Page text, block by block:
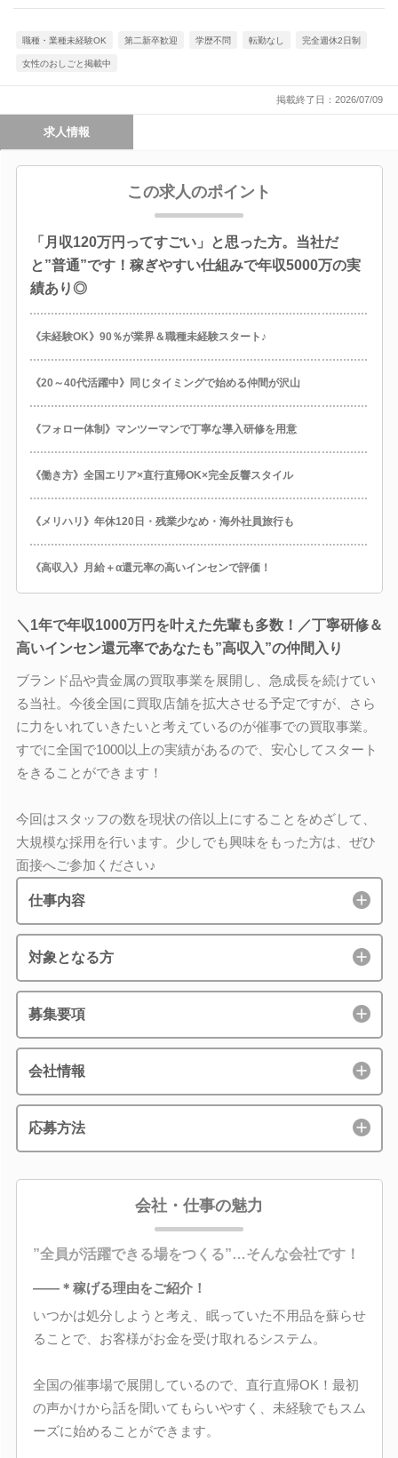
職種・業種未経験OK 第二新卒歓迎 学歴不問 転勤なし 完全週休2日制
女性のおしごと掲載中
掲載終了日：2026/07/09
求人情報
この求人のポイント
「月収120万円ってすごい」と思った方。当社だ
と”普通”です！稼ぎやすい仕組みで年収5000万の実
績あり◎
《未経験OK》90％が業界＆職種未経験スタート♪
《20～40代活躍中》同じタイミングで始める仲間が沢山
《フォロー体制》マンツーマンで丁寧な導入研修を用意
《働き方》全国エリア×直行直帰OK×完全反響スタイル
《メリハリ》年休120日・残業少なめ・海外社員旅行も
《高収入》月給＋α還元率の高いインセンで評価！
＼1年で年収1000万円を叶えた先輩も多数！／丁寧研修＆
高いインセン還元率であなたも”高収入”の仲間入り
ブランド品や貴金属の買取事業を展開し、急成長を続けてい
る当社。今後全国に買取店舗を拡大させる予定ですが、さら
に力をいれていきたいと考えているのが催事での買取事業。
すでに全国で1000以上の実績があるので、安心してスタート
をきることができます！
今回はスタッフの数を現状の倍以上にすることをめざして、
大規模な採用を行います。少しでも興味をもった方は、ぜひ
面接へご参加ください♪
仕事内容
対象となる方
募集要項
会社情報
応募方法
会社・仕事の魅力
”全員が活躍できる場をつくる”…そんな会社です！
――＊稼げる理由をご紹介！
いつかは処分しようと考え、眠っていた不用品を蘇らせ
ることで、お客様がお金を受け取れるシステム。
全国の催事場で展開しているので、直行直帰OK！最初
の声かけから話を聞いてもらいやすく、未経験でもスム
ーズに始めることができます。